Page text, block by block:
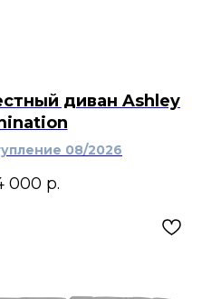
диван Ashley
08/2026
000 р.